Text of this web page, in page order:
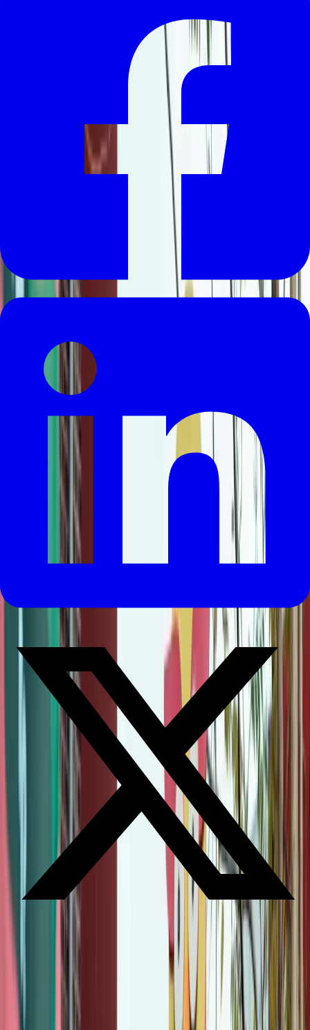
Nieuw: de Denk Doe Duurzaam Podcast!
Wil je op de hoogte blijven van alle ontwikkelingen rondom de
verduurzaming van de bedrijfsvoering van het Rijk, ook als je
onderweg bent of even geen tijd hebt om een artikel te lezen? Goed
nieuws! Vanaf nu is er de Denk Doe Duurzaam Podcast.